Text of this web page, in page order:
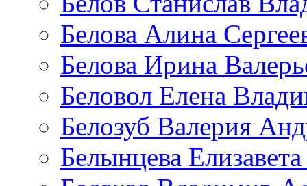
Белова Алина
Белова Ирина
Беловол Елена
Белозуб Валерия
Белынцева